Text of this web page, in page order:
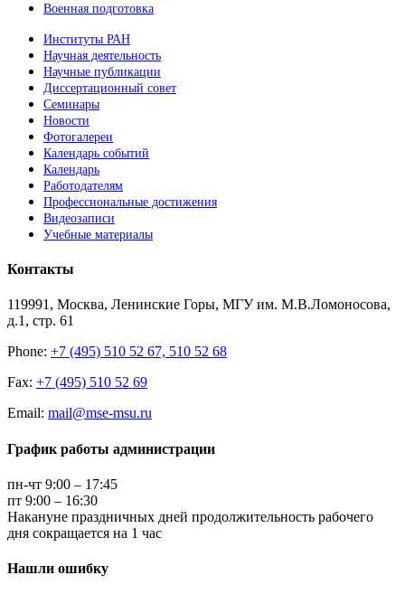
Военная подготовка
Институты РАН
Научная деятельность
Научные публикации
Диссертационный совет
Семинары
Новости
Фотогалереи
Календарь событий
Календарь
Работодателям
Профессиональные достижения
Видеозаписи
Учебные материалы
Контакты
119991, Москва, Ленинские Горы, МГУ им. М.В.Ломоносова,
д.1, стр. 61
Phone: +7 (495) 510 52 67, 510 52 68
Fax: +7 (495) 510 52 69
Email: mail@mse-msu.ru
График работы администрации
пн-чт 9:00 – 17:45
пт 9:00 – 16:30
Накануне праздничных дней продолжительность рабочего
дня сокращается на 1 час
Нашли ошибку